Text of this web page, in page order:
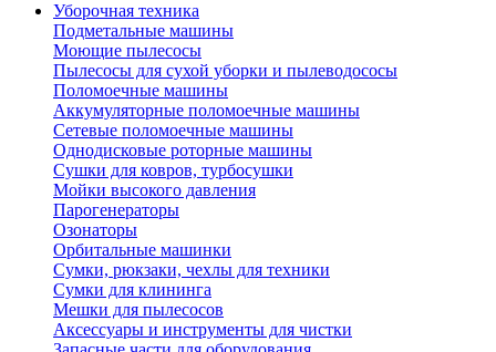
Уборочная техника
Подметальные машины
Моющие пылесосы
Пылесосы для сухой уборки и пылеводососы
Поломоечные машины
Аккумуляторные поломоечные машины
Сетевые поломоечные машины
Однодисковые роторные машины
Сушки для ковров, турбосушки
Мойки высокого давления
Парогенераторы
Озонаторы
Орбитальные машинки
Сумки, рюкзаки, чехлы для техники
Сумки для клининга
Мешки для пылесосов
Аксессуары и инструменты для чистки